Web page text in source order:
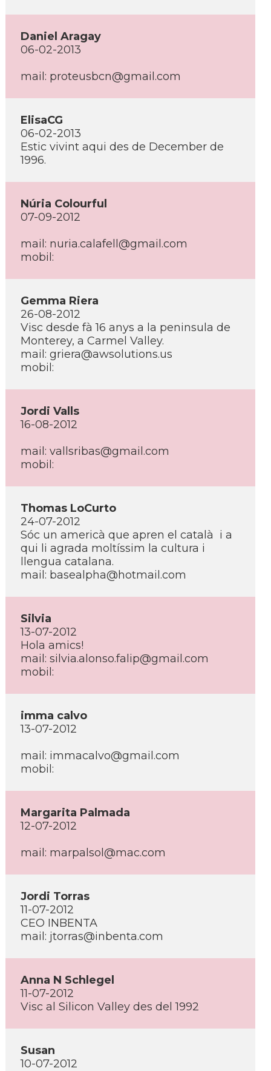
Daniel Aragay
06-02-2013
mail: proteusbcn@gmail.com
ElisaCG
06-02-2013
Estic vivint aqui des de December de
1996.
Núria Colourful
07-09-2012
mail: nuria.calafell@gmail.com
mobil:
Gemma Riera
26-08-2012
Visc desde fà 16 anys a la peninsula de
Monterey, a Carmel Valley.
mail: griera@awsolutions.us
mobil:
Jordi Valls
16-08-2012
mail: vallsribas@gmail.com
mobil:
Thomas LoCurto
24-07-2012
Sóc un americà que apren el català i a
qui li agrada moltí­ssim la cultura i
llengua catalana.
mail: basealpha@hotmail.com
Silvia
13-07-2012
Hola amics!
mail: silvia.alonso.falip@gmail.com
mobil:
imma calvo
13-07-2012
mail: immacalvo@gmail.com
mobil:
Margarita Palmada
12-07-2012
mail: marpalsol@mac.com
Jordi Torras
11-07-2012
CEO INBENTA
mail: jtorras@inbenta.com
Anna N Schlegel
11-07-2012
Visc al Silicon Valley des del 1992
Susan
10-07-2012